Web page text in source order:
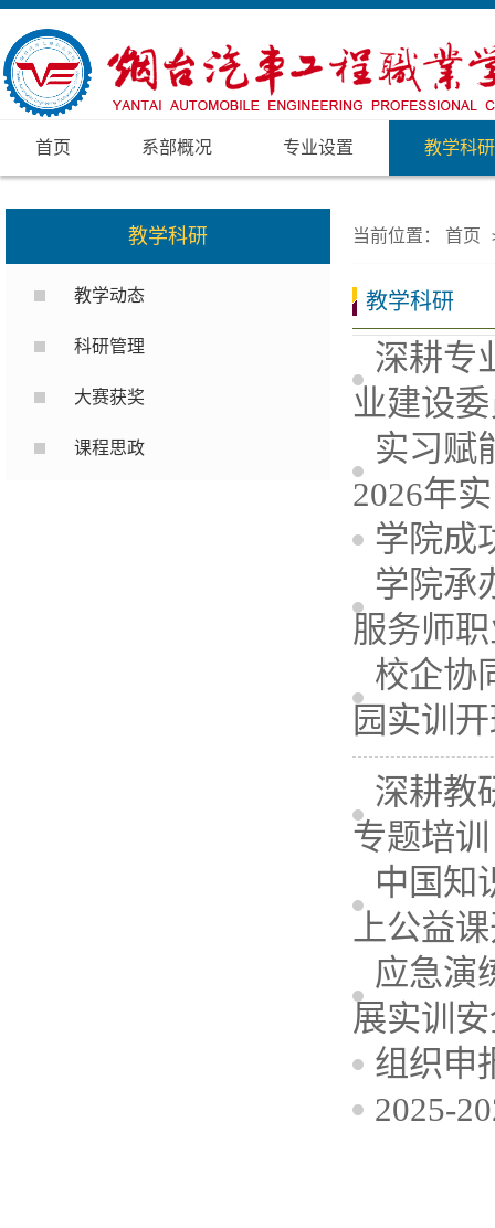
首页 系部概况 专业设置 教学科研
教学科研
教学动态
科研管理
大赛获奖
课程思政
当前位置： 首页
教学科研
深耕专
业建设
实习赋
2026年
学院成
学院承
服务师
校企协
园实训
深耕教
专题培训
中国知
上公益
应急演
展实训
组织申
2025-